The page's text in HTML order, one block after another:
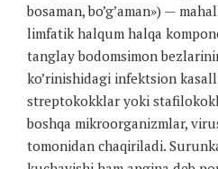
bosaman, bo’g’aman») —
limfatik halqum halqa
tanglay bodomsimon
ko’rinishidagi infektsion
streptokokklar yoki
boshqa mikroorganizmlar,
tomonidan chaqiriladi.